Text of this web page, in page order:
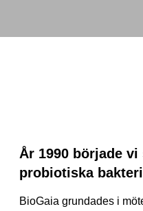
År 1990 började
probiotiska
BioGaia grundades i